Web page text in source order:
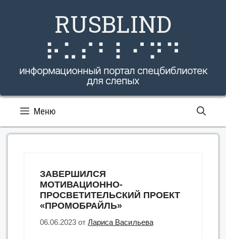
RUSBLIND
⠗⠥⠎⠃⠇⠊⠝⠙
информационный портал спецбиблиотек
для слепых
Меню
ЗАВЕРШИЛСЯ
МОТИВАЦИОННО-
ПРОСВЕТИТЕЛЬСКИЙ ПРОЕКТ
«ПРОМОБРАЙЛЬ»
06.06.2023 отЛариса Васильева